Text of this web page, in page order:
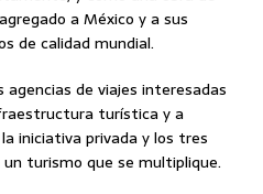
a México y a sus
de calidad mundial.
de viajes interesadas
turística y a
iniciativa privada y los tres
turismo que se multiplique.